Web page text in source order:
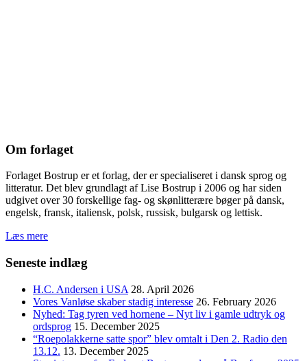
Om forlaget
Forlaget Bostrup er et forlag, der er specialiseret i dansk sprog og
litteratur. Det blev grundlagt af Lise Bostrup i 2006 og har siden
udgivet over 30 forskellige fag- og skønlitterære bøger på dansk,
engelsk, fransk, italiensk, polsk, russisk, bulgarsk og lettisk.
Læs mere
Seneste indlæg
H.C. Andersen i USA 28. April 2026
Vores Vanløse skaber stadig interesse 26. February 2026
Nyhed: Tag tyren ved hornene – Nyt liv i gamle udtryk og
ordsprog 15. December 2025
“Roepolakkerne satte spor” blev omtalt i Den 2. Radio den
13.12. 13. December 2025